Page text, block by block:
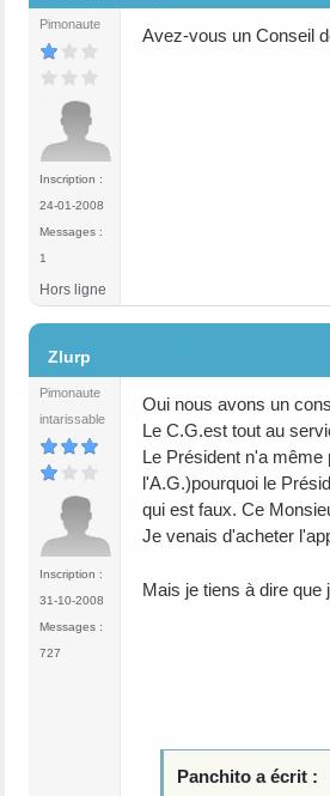
Pimonaute
Inscription :
24-01-2008
Messages :
1
Avez-vous un Conseil
Hors ligne
Zlurp
Pimonaute
intarissable
Inscription :
31-10-2008
Messages :
727
Oui nous avons un
Le C.G.est tout au
Le Président n'a même
l'A.G.)pourquoi le
qui est faux. Ce
Je venais d'acheter
Mais je tiens à dire
Panchito a écrit :